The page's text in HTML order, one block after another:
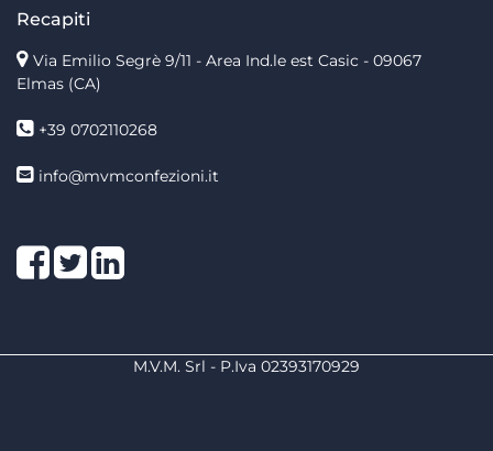
Recapiti
Via Emilio Segrè 9/11 - Area Ind.le est Casic - 09067
Elmas (CA)
+39 0702110268
info@mvmconfezioni.it
Facebook
TwitterLinkedIn
M.V.M. Srl - P.Iva 02393170929